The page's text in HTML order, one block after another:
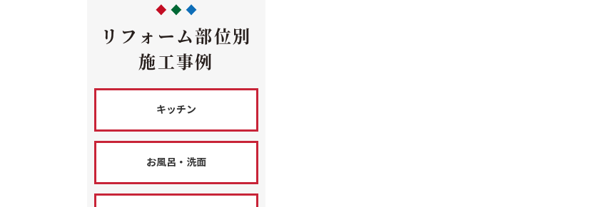
リフォーム部位別
施工事例
キッチン
お風呂・洗面